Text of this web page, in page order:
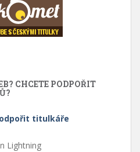
CHCETE PODPOŘIT
titulkáře
Lightning